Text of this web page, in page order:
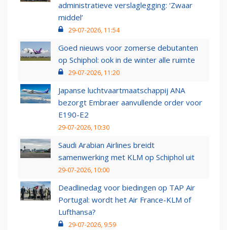
administratieve verslaglegging: ‘Zwaar
middel’
29-07-2026, 11:54
Goed nieuws voor zomerse debutanten
op Schiphol: ook in de winter alle ruimte
29-07-2026, 11:20
Japanse luchtvaartmaatschappij ANA
bezorgt Embraer aanvullende order voor
E190-E2
29-07-2026, 10:30
Saudi Arabian Airlines breidt
samenwerking met KLM op Schiphol uit
29-07-2026, 10:00
Deadlinedag voor biedingen op TAP Air
Portugal: wordt het Air France-KLM of
Lufthansa?
29-07-2026, 9:59